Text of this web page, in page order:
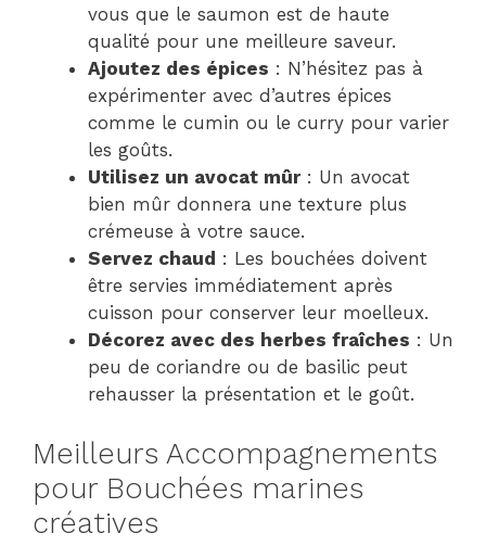
vous que le saumon est de haute
qualité pour une meilleure saveur.
Ajoutez des épices : N’hésitez pas à
expérimenter avec d’autres épices
comme le cumin ou le curry pour varier
les goûts.
Utilisez un avocat mûr: Un avocat
bien mûr donnera une texture plus
crémeuse à votre sauce.
Servez chaud : Les bouchées doivent
être servies immédiatement après
cuisson pour conserver leur moelleux.
Décorez avec des herbes fraîches : Un
peu de coriandre ou de basilic peut
rehausser la présentation et le goût.
Meilleurs Accompagnements
pour Bouchées marines
créatives